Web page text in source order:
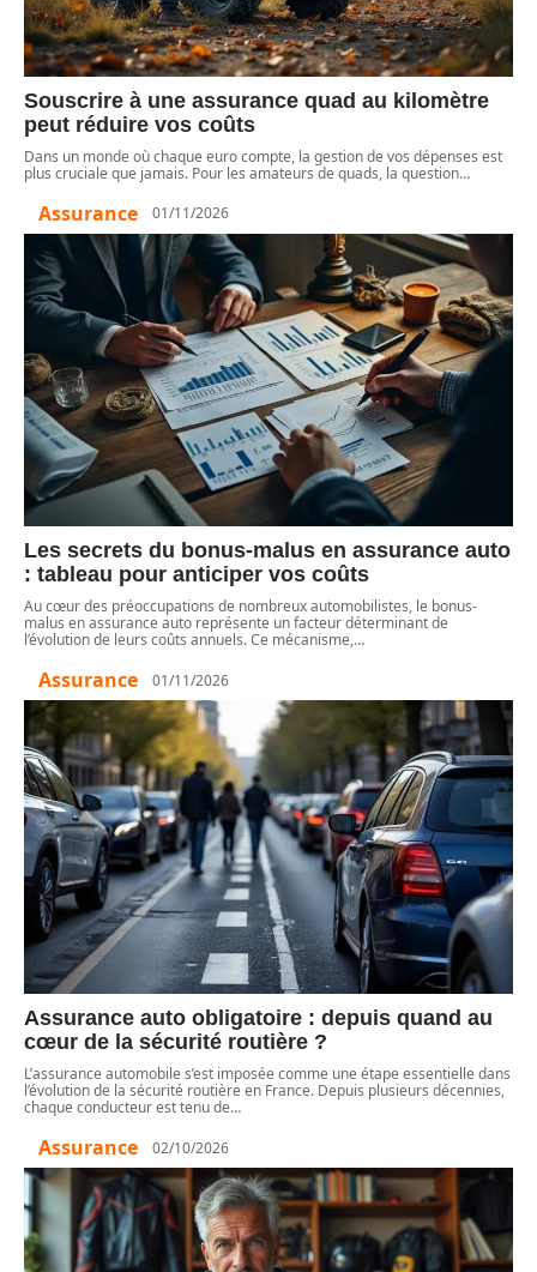
Souscrire à une assurance quad au kilomètre
peut réduire vos coûts
Dans un monde où chaque euro compte, la gestion de vos dépenses est
plus cruciale que jamais. Pour les amateurs de quads, la question…
Assurance 01/11/2026
Les secrets du bonus-malus en assurance auto
: tableau pour anticiper vos coûts
Au cœur des préoccupations de nombreux automobilistes, le bonus-
malus en assurance auto représente un facteur déterminant de
l’évolution de leurs coûts annuels. Ce mécanisme,…
Assurance 01/11/2026
Assurance auto obligatoire : depuis quand au
cœur de la sécurité routière ?
L’assurance automobile s’est imposée comme une étape essentielle dans
l’évolution de la sécurité routière en France. Depuis plusieurs décennies,
chaque conducteur est tenu de…
Assurance 02/10/2026